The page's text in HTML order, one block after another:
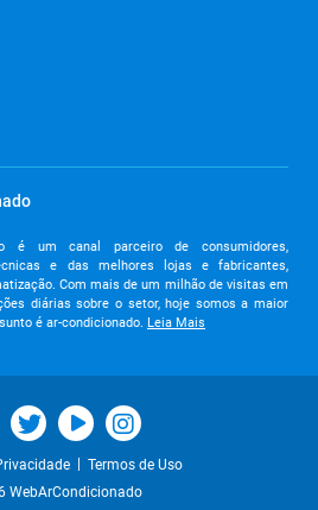
é um canal parceiro de consumidores,
e das melhores lojas e fabricantes,
Com mais de um milhão de visitas em
diárias sobre o setor, hoje somos a maior
é ar-condicionado. Leia Mais
Termos de Uso
WebArCondicionado